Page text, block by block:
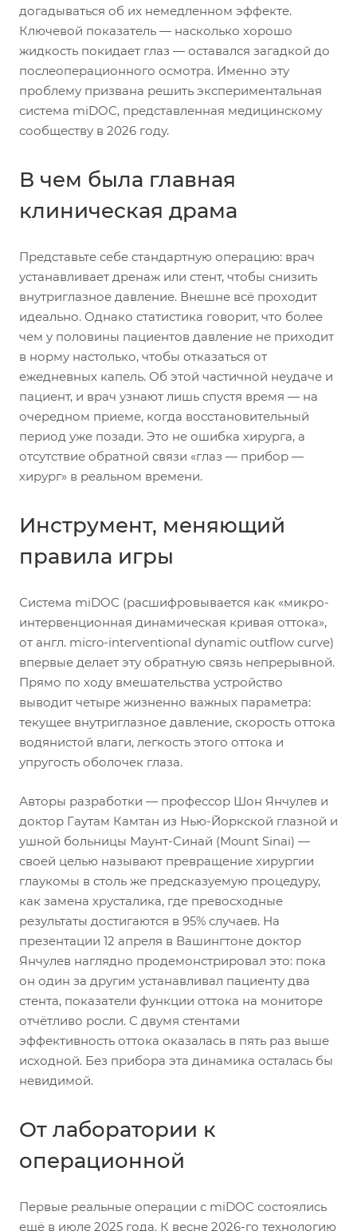
догадываться об их немедленном эффекте.
Ключевой показатель — насколько хорошо
жидкость покидает глаз — оставался загадкой до
послеоперационного осмотра. Именно эту
проблему призвана решить экспериментальная
система miDOC, представленная медицинскому
сообществу в 2026 году.
В чем была главная
клиническая драма
Представьте себе стандартную операцию: врач
устанавливает дренаж или стент, чтобы снизить
внутриглазное давление. Внешне всё проходит
идеально. Однако статистика говорит, что более
чем у половины пациентов давление не приходит
в норму настолько, чтобы отказаться от
ежедневных капель. Об этой частичной неудаче и
пациент, и врач узнают лишь спустя время — на
очередном приеме, когда восстановительный
период уже позади. Это не ошибка хирурга, а
отсутствие обратной связи «глаз — прибор —
хирург» в реальном времени.
Инструмент, меняющий
правила игры
Система miDOC (расшифровывается как «микро-
интервенционная динамическая кривая оттока»,
от англ. micro-interventional dynamic outflow curve)
впервые делает эту обратную связь непрерывной.
Прямо по ходу вмешательства устройство
выводит четыре жизненно важных параметра:
текущее внутриглазное давление, скорость оттока
водянистой влаги, легкость этого оттока и
упругость оболочек глаза.
Авторы разработки — профессор Шон Янчулев и
доктор Гаутам Камтан из Нью-Йоркской глазной и
ушной больницы Маунт-Синай (Mount Sinai) —
своей целью называют превращение хирургии
глаукомы в столь же предсказуемую процедуру,
как замена хрусталика, где превосходные
результаты достигаются в 95% случаев. На
презентации 12 апреля в Вашингтоне доктор
Янчулев наглядно продемонстрировал это: пока
он один за другим устанавливал пациенту два
стента, показатели функции оттока на мониторе
отчётливо росли. С двумя стентами
эффективность оттока оказалась в пять раз выше
исходной. Без прибора эта динамика осталась бы
невидимой.
От лаборатории к
операционной
Первые реальные операции с miDOC состоялись
ещё в июле 2025 года. К весне 2026-го технологию